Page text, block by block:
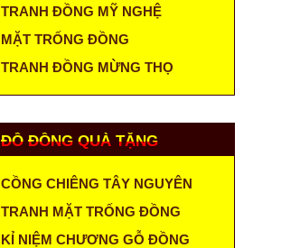
TRANH ĐỒNG MỸ NGHỆ
MẶT TRỐNG ĐỒNG
TRANH ĐỒNG MỪNG THỌ
ĐỒ ĐỒNG QUÀ TẶNG
CỒNG CHIÊNG TÂY NGUYÊN
TRANH MẶT TRỐNG ĐỒNG
KỈ NIỆM CHƯƠNG GỖ ĐỒNG